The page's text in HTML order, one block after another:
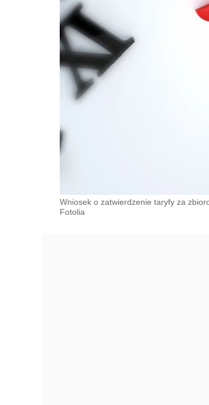
Wniosek o zatwierdzenie taryfy za
Fotolia